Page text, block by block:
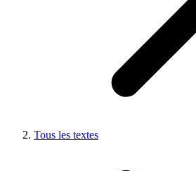
Tous les textes